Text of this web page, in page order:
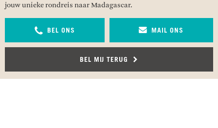
jouw unieke rondreis naar Madagascar.
BEL ONS MAIL ONS
BEL MIJ TERUG